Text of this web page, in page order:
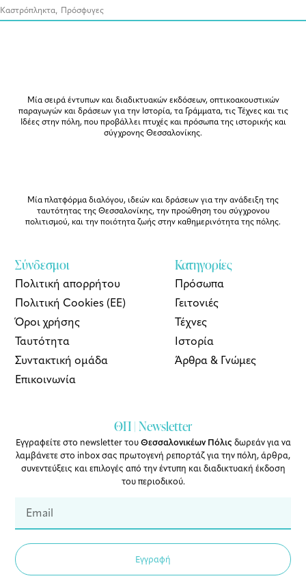
Καστρόπληκτα, Πρόσφυγες
Μία σειρά έντυπων και διαδικτυακών εκδόσεων, οπτικοακουστικών
παραγωγών και δράσεων για την Ιστορία, τα Γράμματα, τις Τέχνες και τις
Ιδέες στην πόλη, που προβάλλει πτυχές και πρόσωπα της ιστορικής και
σύγχρονης Θεσσαλονίκης.
Μία πλατφόρμα διαλόγου, ιδεών και δράσεων για την ανάδειξη της
ταυτότητας της Θεσσαλονίκης, την προώθηση του σύγχρονου
πολιτισμού, και την ποιότητα ζωής στην καθημερινότητα της πόλης.
Σύνδεσμοι
Πολιτική απορρήτου
Πολιτική Cookies (ΕΕ)
Όροι χρήσης
Ταυτότητα
Συντακτική ομάδα
Επικοινωνία
Κατηγορίες
Πρόσωπα
Γειτονιές
Τέχνες
Ιστορία
Άρθρα & Γνώμες
ΘΠ | Newsletter
Εγγραφείτε στο newsletter του Θεσσαλονικέων Πόλις δωρεάν για να
λαμβάνετε στο inbox σας πρωτογενή ρεπορτάζ για την πόλη, άρθρα,
συνεντεύξεις και επιλογές από την έντυπη και διαδικτυακή έκδοση
του περιοδικού.
Εγγραφή